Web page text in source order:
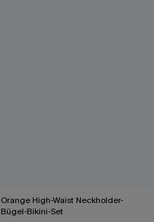
Orange High-Waist Neckholder-
Bügel-Bikini-Set